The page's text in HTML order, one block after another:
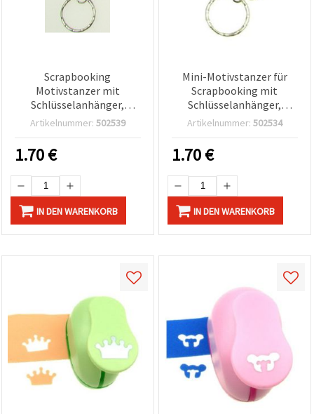
Scrapbooking
Motivstanzer mit
Schlüsselanhänger,
Schleifen-Motiv, 10 mm,
g/m², sortiert (gemischt)
Artikelnummer: 502539
1.70€
IN DEN WARENKORB
Mini-Motivstanzer für
Scrapbooking mit
Schlüsselanhänger,
Mondform, 10 mm, für
Artikelnummer: 502534
1.70€
IN DEN WARENKORB